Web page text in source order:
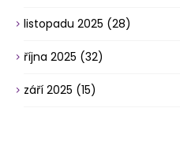
listopadu 2025 (28)
října 2025 (32)
září 2025 (15)